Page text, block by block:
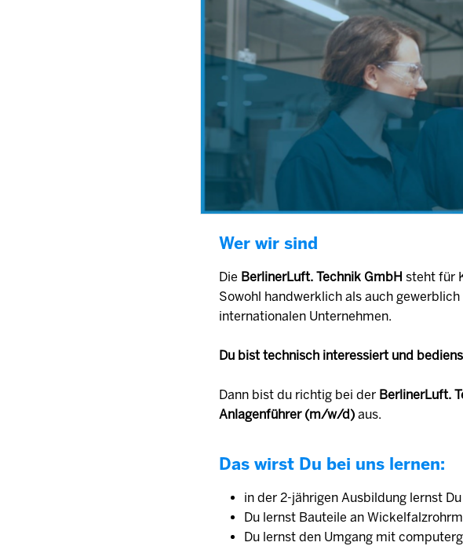
Wer wir sind
Die BerlinerLuft. Technik GmbH steht für
Sowohl handwerklich als auch
internationalen Unternehmen.
Du bist technisch interessiert und
Dann bist du richtig bei der BerlinerLuft.
Anlagenführer (m/w/d) aus.
Das wirst Du bei uns lernen:
in der 2-jährigen Ausbildung lernst
Du lernst Bauteile an
Du lernst den Umgang mit